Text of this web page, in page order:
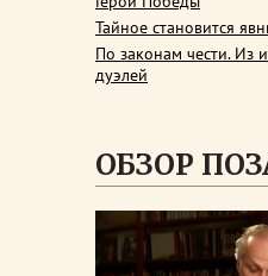
Тайное становится
По законам чести. Из
дуэлей
ОБЗОР